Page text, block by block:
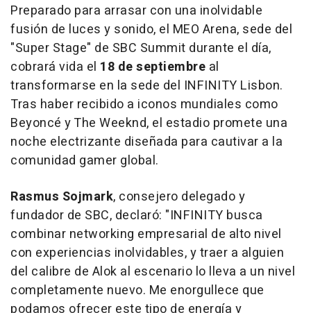
Preparado para arrasar con una inolvidable
fusión de luces y sonido, el MEO Arena, sede del
"Super Stage" de SBC Summit durante el día,
cobrará vida el 18 de septiembre al
transformarse en la sede del INFINITY Lisbon.
Tras haber recibido a iconos mundiales como
Beyoncé y The Weeknd, el estadio promete una
noche electrizante diseñada para cautivar a la
comunidad gamer global.
Rasmus Sojmark, consejero delegado y
fundador de SBC, declaró: "INFINITY busca
combinar networking empresarial de alto nivel
con experiencias inolvidables, y traer a alguien
del calibre de Alok al escenario lo lleva a un nivel
completamente nuevo. Me enorgullece que
podamos ofrecer este tipo de energía y